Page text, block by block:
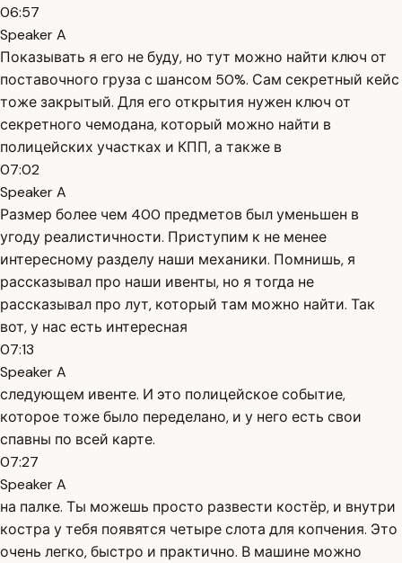
06:57
Speaker A
Показывать я его не буду, но тут можно найти ключ от
поставочного груза с шансом 50%. Сам секретный кейс
тоже закрытый. Для его открытия нужен ключ от
секретного чемодана, который можно найти в
полицейских участках и КПП, а также в
07:02
Speaker A
Размер более чем 400 предметов был уменьшен в
угоду реалистичности. Приступим к не менее
интересному разделу наши механики. Помнишь, я
рассказывал про наши ивенты, но я тогда не
рассказывал про лут, который там можно найти. Так
вот, у нас есть интересная
07:13
Speaker A
следующем ивенте. И это полицейское событие,
которое тоже было переделано, и у него есть свои
спавны по всей карте.
07:27
Speaker A
на палке. Ты можешь просто развести костёр, и внутри
костра у тебя появятся четыре слота для копчения. Это
очень легко, быстро и практично. В машине можно